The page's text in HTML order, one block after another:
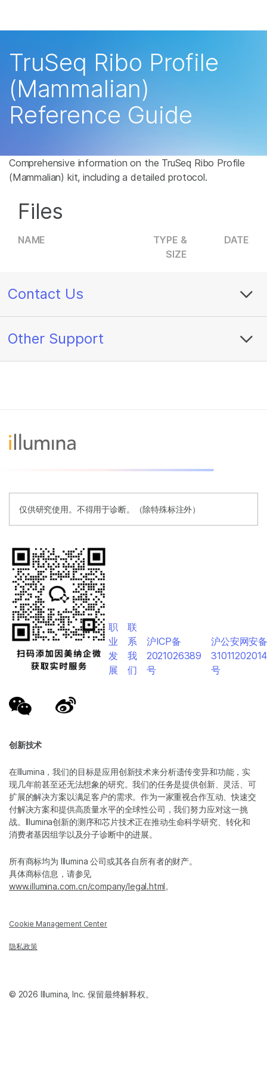
学习
公司
推荐内容链接
TruSeq Ribo Profile
(Mammalian)
Reference Guide
Comprehensive information on the TruSeq Ribo Profile
(Mammalian) kit, including a detailed protocol.
Files
NAME
TYPE &
SIZE
DATE
Contact Us
Other Support
仅供研究使用。不得用于诊断。（除特殊标注外）
创新技术
在Illumina，我们的目标是应用创新技术来分析遗传变异和功能，实
现几年前甚至还无法想象的研究。我们的任务是提供创新、灵活、可
扩展的解决方案以满足客户的需求。作为一家重视合作互动、快速交
付解决方案和提供高质量水平的全球性公司，我们努力应对这一挑
战。Illumina创新的测序和芯片技术正在推动生命科学研究、转化和
消费者基因组学以及分子诊断中的进展。
所有商标均为 Illumina 公司或其各自所有者的财产。
具体商标信息，请参见
www.illumina.com.cn/company/legal.html。
Cookie Management Center
隐私政策
职
业
发
展
联
系
我
们
沪ICP备
2021026389
号
沪公安网安
号
© 2026 Illumina, Inc. 保留最终解释权。
癌症研究
微生物学
农业基因组学
复杂疾病
临床肿瘤学